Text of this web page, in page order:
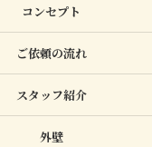
コンセプト
ご依頼の流れ
スタッフ紹介
外壁